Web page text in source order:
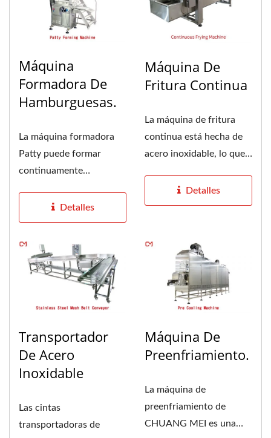
Máquina
Formadora De
Hamburguesas.
La máquina formadora
Patty puede formar
continuamente
varias formas,...
Detalles
Máquina De
Fritura Continua
La máquina de fritura
continua está hecha de
acero inoxidable, lo que
requisitos...Detalles
Transportador
De Acero
Inoxidable
Las cintas
transportadoras de
Máquina De
Preenfriamiento.
La máquina de
preenfriamiento de
CHUANG MEI es una